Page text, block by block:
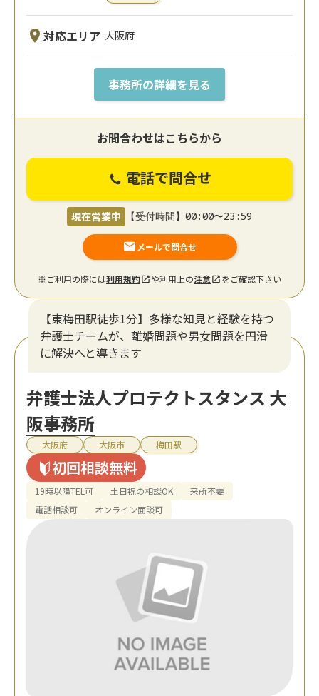
対応エリア 大阪府
事務所の詳細を見る
お問合わせはこちらから
電話で問合せ
現在営業中 【受付時間】00:00〜23:59
メールで問合せ
※ご利用の際には利用規約 や利用上の注意 をご確認下さい
【東梅田駅徒歩1分】多様な知見と経験を持つ
弁護士チームが、離婚問題や男女問題を円滑
に解決へと導きます
弁護士法人プロテクトスタンス 大
阪事務所
大阪府 大阪市 梅田駅
初回相談無料
19時以降TEL可 土日祝の相談OK
来所不要
電話相談可
オンライン面談可